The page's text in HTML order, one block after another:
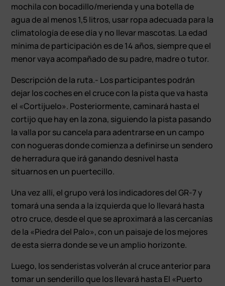
mochila con bocadillo/merienda y una botella de
agua de al menos 1,5 litros, usar ropa adecuada para la
climatología de ese día y no llevar mascotas. La edad
mínima de participación es de 14 años, siempre que el
menor vaya acompañado de su padre, madre o tutor.
Descripción de la ruta.- Los participantes podrán
dejar los coches en el cruce con la pista que va hasta
el «Cortijuelo». Posteriormente, caminará hasta el
cortijo que hay en la zona, siguiendo la pista pasando
la valla por su cancela para adentrarse en un campo
con nogueras donde comienza a definirse un sendero
de herradura que irá ganando desnivel hasta
situarnos en un puertecillo.
Una vez allí, el grupo verá los indicadores del GR-7 y
tomará una senda a la izquierda que lo llevará hasta
otro cruce, desde el que se aproximará a las cercanías
de la «Piedra del Palo», con un paisaje de los mejores
de esta sierra donde se ve un amplio horizonte.
Luego, los senderistas volverán al cruce anterior para
tomar un senderillo que los llevará hasta El «Puerto